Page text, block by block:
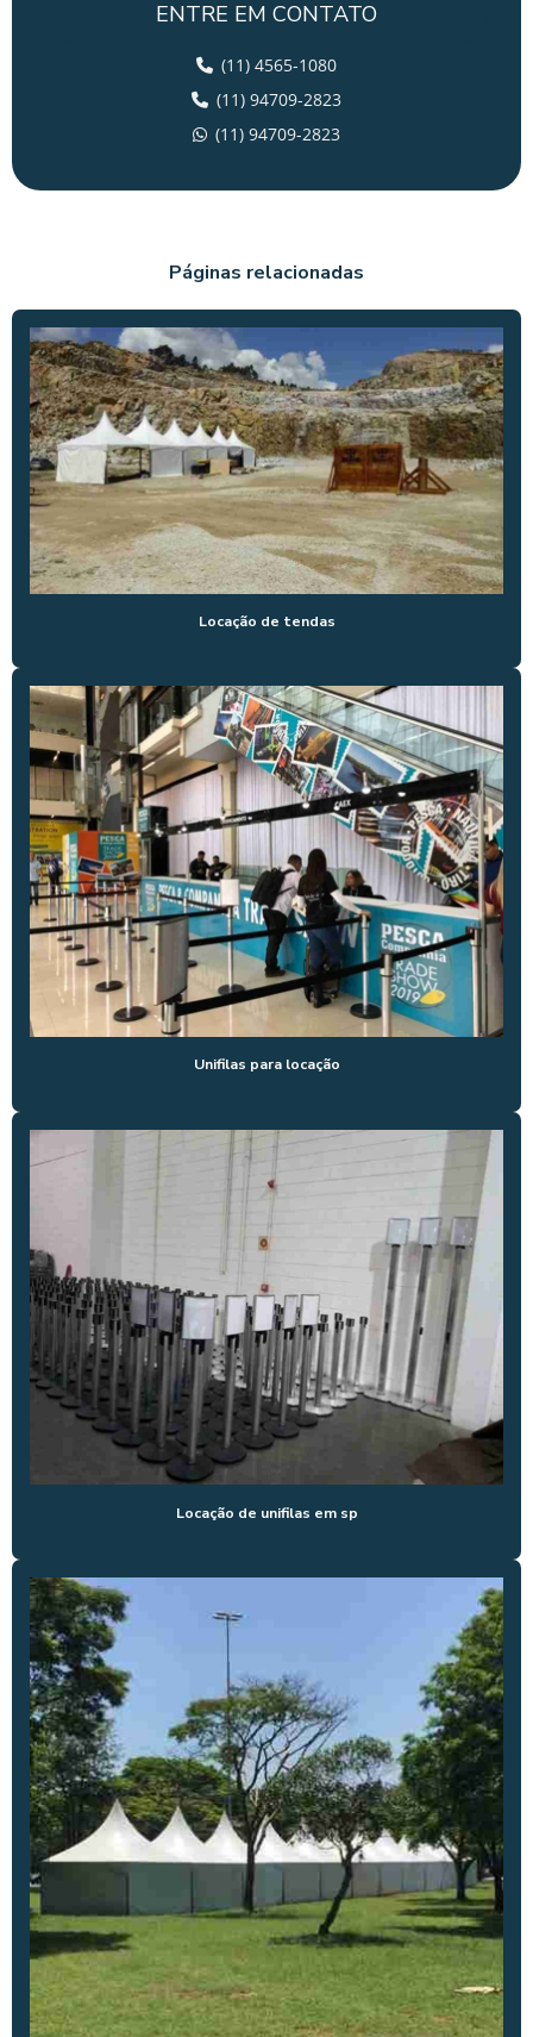
CONES DE SINALIZAÇÃO DE TRANSITO
GRADE PARA EVENTO
GRADES DE CONTENÇÃO PARA EVENTOS
GRADES DE PROTEÇÃO PARA EVENTOS
GRADIL PARA EVENTOS
GRADIL DE PROTEÇÃO PARA EVENTOS
LOCAÇÃO DE BOX TRUSS
LOCAÇÃO DE BOX TRUSS PREÇO
LOCAÇÃO DE BOX TRUSS SP
LOCAÇÃO DE GRADIL PARA EVENTOS SP
LOCAÇÃO ORGANIZADOR DE FILA
LOCAÇÃO DE PAINEL BACKDROP
LOCAÇÃO DE PISO PARA EVENTOS
LOCAÇÃO DE PÓRTICO
LOCAÇÃO DE TENDA 10X10
LOCAÇÃO TENDA 5X5
LOCAÇÃO DE TENDA CHAPÉU DE BRUXA
LOCAÇÃO DE TENDAS EM SP
LOCAÇÃO DE UNIFILAS EM SP
PEDESTAL UNIFILA PREÇO
PÓRTICO PARA EVENTOS
SEPARADORES DE FILA PARA EVENTOS
SUPER CONE DE SINALIZAÇÃO
TENDA CHAPÉU DE BRUXA 10X10
TENDA CHAPÉU DE BRUXA 3X3
TENDA CHAPÉU DE BRUXA 5X5
TENDA GALPÃO ALUGUEL
UNIFILAS PARA EVENTOS
UNIFILAS PARA LOCAÇÃO
ENTRE EM CONTATO
(11) 4565-1080
(11) 94709-2823
(11) 94709-2823
Páginas relacionadas
Locação de tendas
Unifilas para locação
Locação de unifilas em sp